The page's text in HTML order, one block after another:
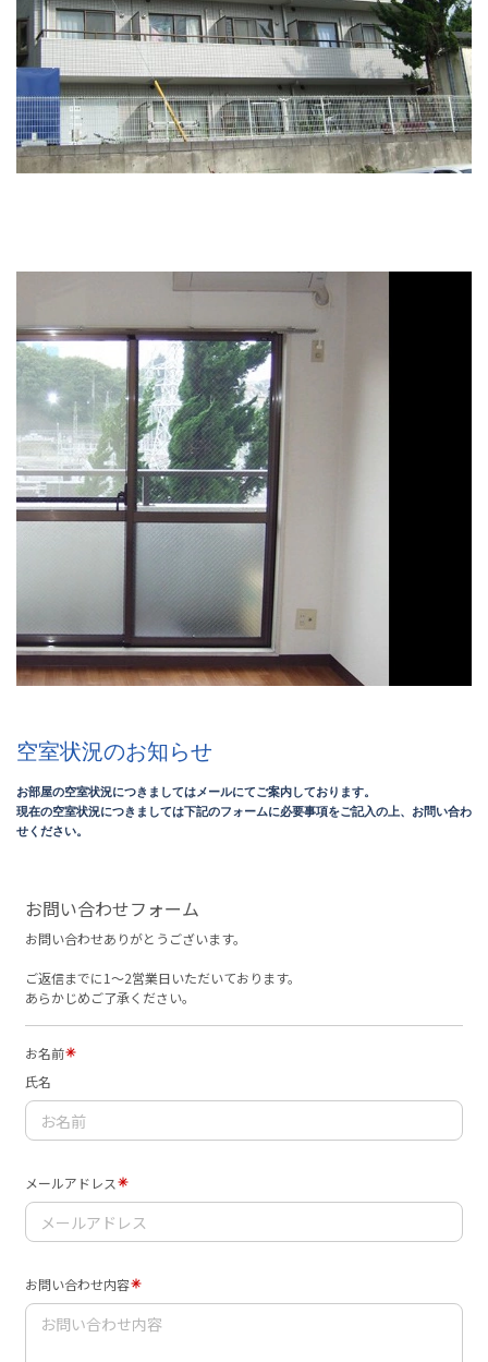
空室状況のお知らせ
お部屋の空室状況につきましてはメールにてご案内しております。
現在の空室状況につきましては下記のフォームに必要事項をご記入の上、お問い合わ
せください。